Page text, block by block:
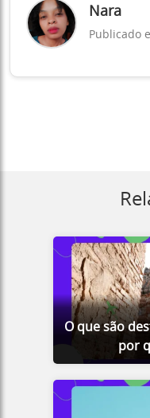
Nara
Publicado
O que são
por